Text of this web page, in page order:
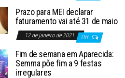
Prazo para MEI declarar
faturamento vai até 31 de maio
12 de janeiro de 2021 Off
Fim de semana em Aparecida:
Semma põe fim a 9 festas
irregulares